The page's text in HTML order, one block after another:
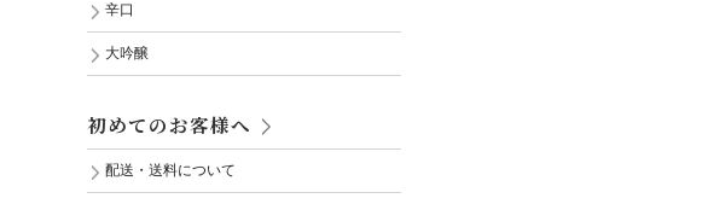
辛口
大吟醸
初めてのお客様へ
配送・送料について